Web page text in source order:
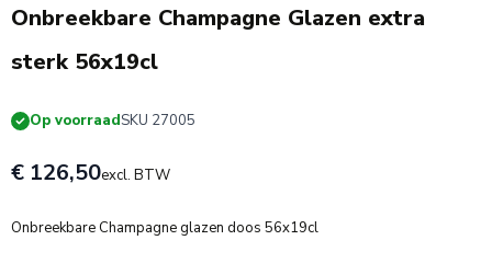
Onbreekbare Champagne Glazen extra
sterk 56x19cl
Op voorraadSKU 27005
€ 126,50excl. BTW
Onbreekbare Champagne glazen doos 56x19cl